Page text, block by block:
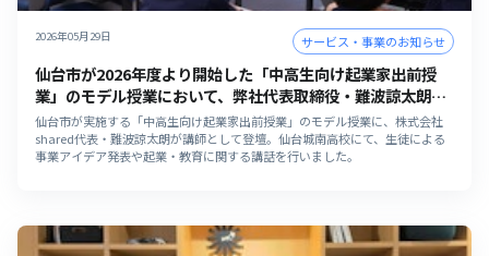
2026年05月29日 サービス・事業のお知らせ
仙台市が2026年度より開始した「中高生向け起業家出前授
業」のモデル授業において、弊社代表取締役・難波諒太朗が
講師として登壇しました
仙台市が実施する「中高生向け起業家出前授業」のモデル授業に、株式会社
shared代表・難波諒太朗が講師として登壇。仙台城南高校にて、生徒による
事業アイデア発表や起業・教育に関する講話を行いました。